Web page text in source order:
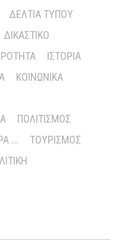
ΔΕΛΤΊΑ ΤΎΠΟΥ
ΔΙΚΑΣΤΙΚΌ
ΙΣΤΟΡΊΑ
ΚΟΙΝΩΝΙΚΆ
ΠΟΛΙΤΙΣΜΌΣ
...
ΤΟΥΡΙΣΜΌΣ